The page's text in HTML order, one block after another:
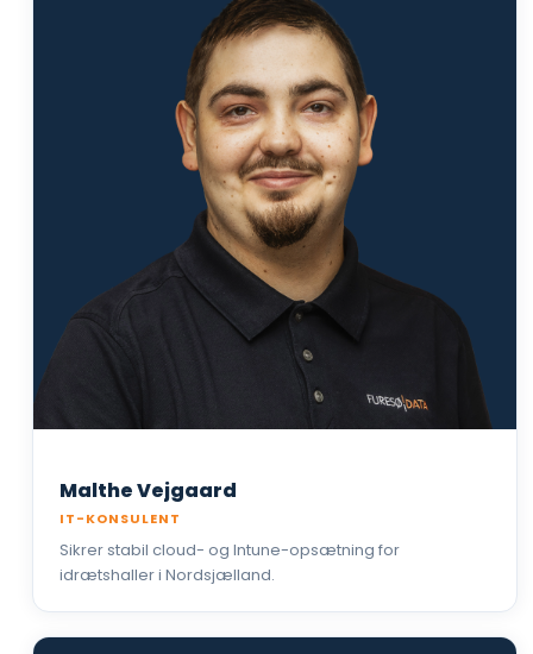
Malthe Vejgaard
IT-KONSULENT
Sikrer stabil cloud- og Intune-opsætning for
idrætshaller i Nordsjælland.